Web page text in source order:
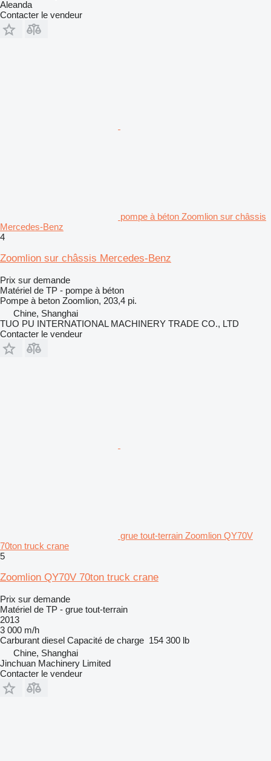
Aleanda
Contacter le vendeur
pompe à béton Zoomlion sur châssis
Mercedes-Benz
4
Zoomlion sur châssis Mercedes-Benz
Prix sur demande
Matériel de TP - pompe à béton
Pompe à beton Zoomlion, 203,4 pi.
Chine, Shanghai
TUO PU INTERNATIONAL MACHINERY TRADE CO., LTD
Contacter le vendeur
grue tout-terrain Zoomlion QY70V
70ton truck crane
5
Zoomlion QY70V 70ton truck crane
Prix sur demande
Matériel de TP - grue tout-terrain
2013
3 000 m/h
Carburant diesel Capacité de charge 154 300 lb
Chine, Shanghai
Jinchuan Machinery Limited
Contacter le vendeur